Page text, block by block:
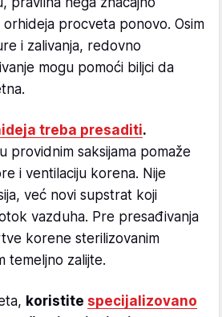
procveta ponovo. Osim
i zalivanja, redovno
mogu pomoći biljci da
treba presaditi.
providnim saksijama pomaže
i ventilaciju korena. Nije
već novi supstrat koji
vazduha. Pre presađivanja
korene sterilizovanim
temeljno zalijte.
koristite specijalizovano